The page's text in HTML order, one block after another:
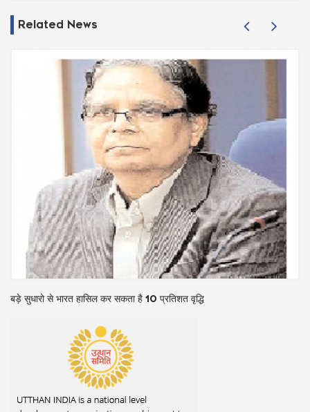
Related News
बड़े सुधारो से भारत हासिल कर सकता है 10 प्रतिशत वृद्धि